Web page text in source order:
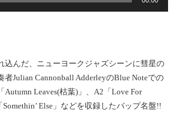
込んだ、ニューヨークジャズシーンに彗星の
者Julian Cannonball AdderleyのBlue Noteでの
Leaves(枯葉)」、A2「Love For
Else」などを収録したバップ名盤!!